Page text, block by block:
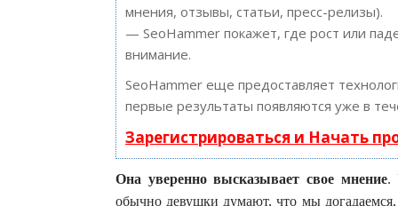
мнения, отзывы, статьи, пресс-релизы).
— SeoHammer покажет, где рост или
внимание.
SeoHammer еще предоставляет
первые результаты появляются уже в
Зарегистрироваться и Начать
Она уверенно высказывает свое мнение.
обычно девушки думают, что мы